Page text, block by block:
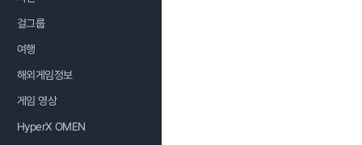
걸그룹
여행
해외게임정보
게임 영상
HyperX OMEN